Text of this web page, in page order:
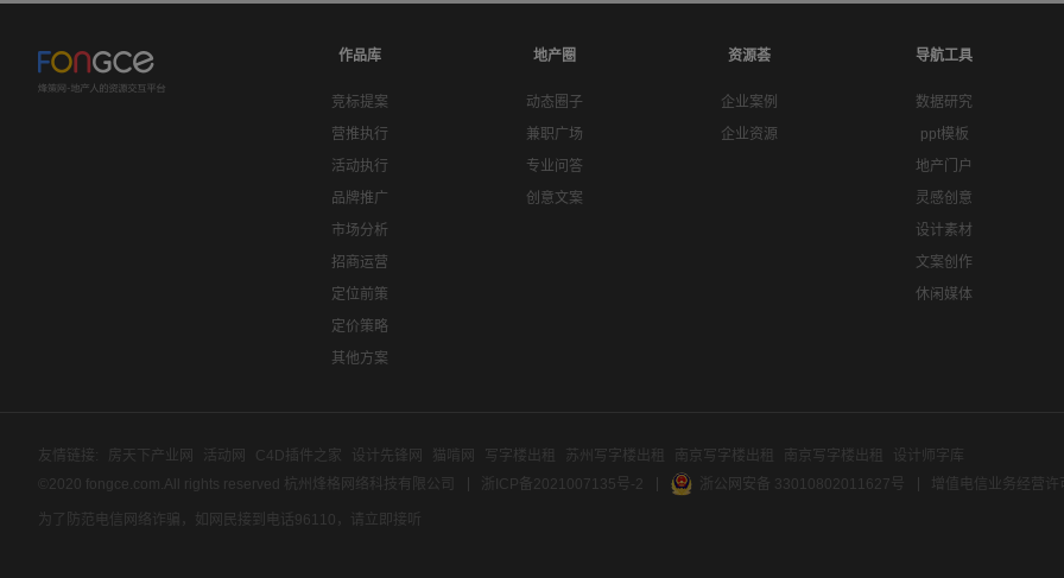
作品库
竞标提案
营推执行
活动执行
品牌推广
市场分析
招商运营
定位前策
定价策略
其他方案
地产圈
动态圈子
兼职广场
专业问答
创意文案
资源荟
企业案例
企业资源
导航工具
数据研究
ppt模板
地产门户
灵感创意
设计素材
文案创作
休闲媒体
友情链接: 房天下产业网 活动网 C4D插件之家 设计先锋网 猫啃网 写字楼出租 苏州写字楼出租 南京写字楼出租 南京写字楼出租
设计师字库
©2020 fongce.com.All rights reserved 杭州烽格网络科技有限公司
浙ICP备2021007135号-2 浙公网安备 33010802011627号 增值电信业务经营
为了防范电信网络诈骗，如网民接到电话96110，请立即接听